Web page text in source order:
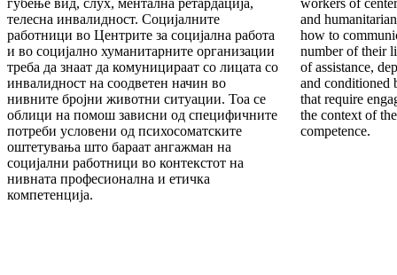
губење вид, слух, ментална ретардација,
телесна инвалидност. Социјалните
работници во Центрите за социјална работа
и во социјално хуманитарните организации
треба да знаат да комуницираат со лицата со
инвалидност на соодветен начин во
нивните бројни животни ситуации. Тоа се
облици на помош зависни од специфичните
потреби условени од психосоматските
оштетувања што бараат ангажман на
социјални работници во контекстот на
нивната професионална и етичка
компетенција.
workers of
and
how to
number of their
of assistance,
and conditioned
that require
the context of
competence.